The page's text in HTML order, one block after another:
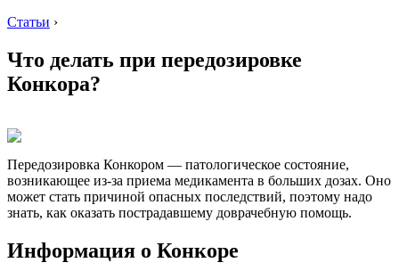
Статьи ›
Что делать при передозировке
Конкора?
Передозировка Конкором — патологическое состояние,
возникающее из-за приема медикамента в больших дозах. Оно
может стать причиной опасных последствий, поэтому надо
знать, как оказать пострадавшему доврачебную помощь.
Информация о Конкоре